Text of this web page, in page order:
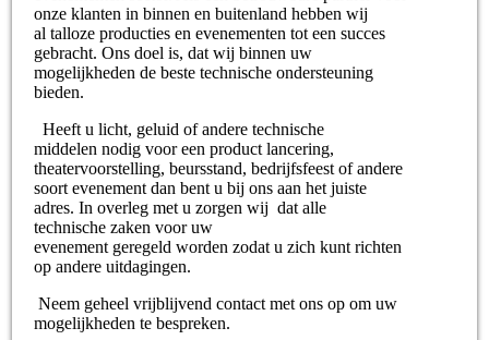
onze klanten in binnen en buitenland hebben wij
al talloze producties en evenementen tot een succes
gebracht. Ons doel is, dat wij binnen uw
mogelijkheden de beste technische ondersteuning
bieden.
Heeft u licht, geluid of andere technische
middelen nodig voor een product lancering,
theatervoorstelling, beursstand, bedrijfsfeest of andere
soort evenement dan bent u bij ons aan het juiste
adres. In overleg met u zorgen wij dat alle
technische zaken voor uw
evenement geregeld worden zodat u zich kunt richten
op andere uitdagingen.
Neem geheel vrijblijvend contact met ons op om uw
mogelijkheden te bespreken.